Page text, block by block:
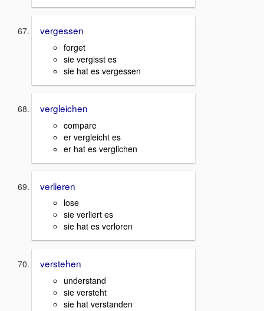
vergessen
forget
sie vergisst es
sie hat es vergessen
vergleichen
compare
er vergleicht es
er hat es verglichen
verlieren
lose
sie verliert es
sie hat es verloren
verstehen
understand
sie versteht
sie hat verstanden